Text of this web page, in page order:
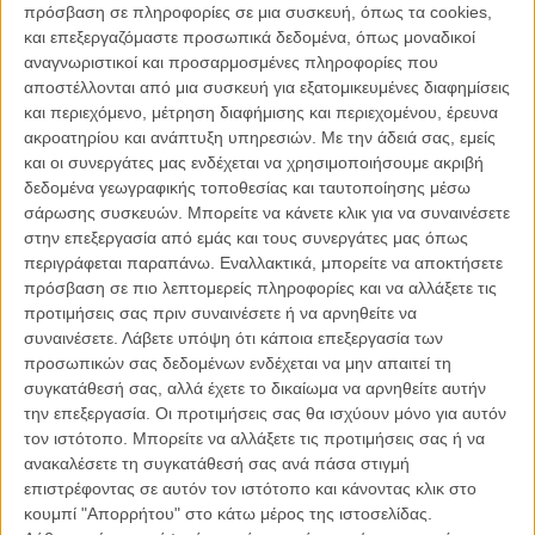
πρόσβαση σε πληροφορίες σε μια συσκευή, όπως τα cookies,
και επεξεργαζόμαστε προσωπικά δεδομένα, όπως μοναδικοί
αναγνωριστικοί και προσαρμοσμένες πληροφορίες που
αποστέλλονται από μια συσκευή για εξατομικευμένες διαφημίσεις
και περιεχόμενο, μέτρηση διαφήμισης και περιεχομένου, έρευνα
ακροατηρίου και ανάπτυξη υπηρεσιών. Με την άδειά σας, εμείς
και οι συνεργάτες μας ενδέχεται να χρησιμοποιήσουμε ακριβή
δεδομένα γεωγραφικής τοποθεσίας και ταυτοποίησης μέσω
σάρωσης συσκευών. Μπορείτε να κάνετε κλικ για να συναινέσετε
στην επεξεργασία από εμάς και τους συνεργάτες μας όπως
περιγράφεται παραπάνω. Εναλλακτικά, μπορείτε να αποκτήσετε
πρόσβαση σε πιο λεπτομερείς πληροφορίες και να αλλάξετε τις
προτιμήσεις σας πριν συναινέσετε ή να αρνηθείτε να
συναινέσετε. Λάβετε υπόψη ότι κάποια επεξεργασία των
προσωπικών σας δεδομένων ενδέχεται να μην απαιτεί τη
συγκατάθεσή σας, αλλά έχετε το δικαίωμα να αρνηθείτε αυτήν
την επεξεργασία. Οι προτιμήσεις σας θα ισχύουν μόνο για αυτόν
τον ιστότοπο. Μπορείτε να αλλάξετε τις προτιμήσεις σας ή να
ανακαλέσετε τη συγκατάθεσή σας ανά πάσα στιγμή
επιστρέφοντας σε αυτόν τον ιστότοπο και κάνοντας κλικ στο
κουμπί "Απορρήτου" στο κάτω μέρος της ιστοσελίδας.
κριτικούς ανάμεσα σε αυτούς που βρήκαν την ταινία που
ακολούθησε το θρίαμβο του «Δέντρου της Ζωής» ως ένα απλό
αντίγραφό του και όσους είδαν μέσα σε αυτήν την δομημένη σε
κύκλους ερωτική ιστορία ανάμεσα σε έναν άντρα και μια γυναίκα την
πιο φιλοσοφημένη και εικαστικά απαστράπτουσα κινηματογραφική
αποτύπωση του θαύματος των ανθρώπινων σχέσεων.
Οπως το περιγράφει και η επίσημη σύνοομψη της ταινίας, η σκηνή
που μπορείτε να δείτε παρακάτω είναι αυτή:
Καθώς το «To the Wonder» ξεκινά, ο Νιλ και η Μαρίνα βρίσκονται
μαζί σ’ ένα νησί στη Γαλλία, το Mont St. Michel, γνωστό στη χώρα ως
Το Θαύμα του Δυτικού Κόσμου (Merveille de l’ Occident),
αναζωογονημένοι από τα συναισθήματα ενός καινούριου έρωτα. Ο
Νιλ, φέρελπις συγγραφέας, έχει εγκαταλείψει την Αμερική
αναζητώντας μια καλύτερη ζωή, αφήνοντας πίσω του μια σειρά από
ατυχείς σχέσεις. Κοιτάζοντας μέσα στα μάτια της Μαρίνα, καθώς το
Μοναστήρι κυριαρχεί σε δεύτερο πλάνο, ο Νιλ είναι βέβαιος ότι
επιτέλους βρήκε τη μία και μοναδική γυναίκα την οποία μπορεί ν’
αγαπήσει με συνέπεια και δέσμευση. Ορκίζεται να της είναι πιστός για
πάντα.